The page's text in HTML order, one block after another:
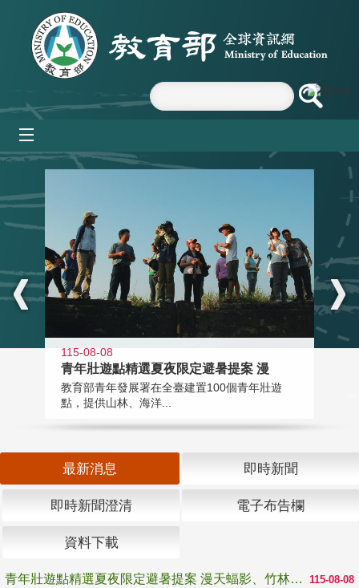
跳到主要內容區塊
:::
115-08-08
青年壯遊點精選夏夜限定避暑提案 漫
教育部青年發展署在全臺建置100個青年壯遊
點，提供山林、海洋...
最新消息 即時新聞
即時新聞澄清 電子布告欄
資料下載
115-08-08
青年壯遊點精選夏夜限定避暑提案 漫天蝠影、竹林尋蛙、茶香夜觀 邀青年暮色出發